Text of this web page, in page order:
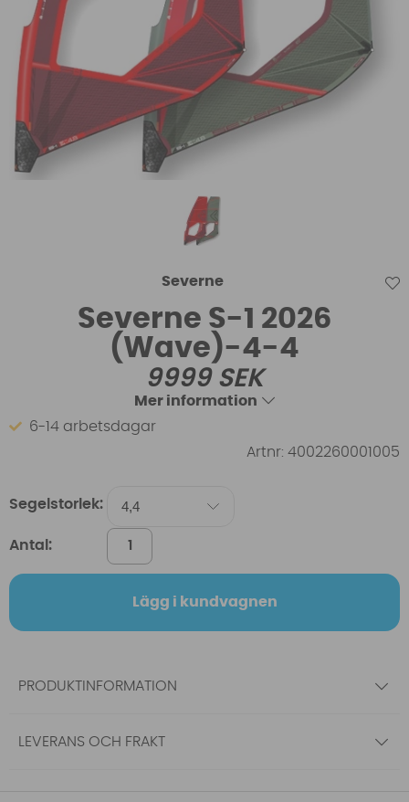
Severne
Severne S-1 2026
(Wave)-4-4
9999SEK
Mer information
6-14 arbetsdagar
Artnr: 4002260001005
Segelstorlek:
Antal:
Lägg i kundvagnen
PRODUKTINFORMATION
LEVERANS OCH FRAKT